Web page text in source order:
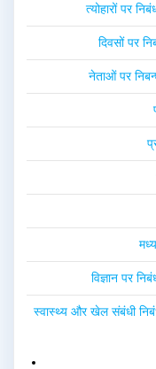
त्योहारों पर
दिवसों पर
नेताओं पर
विज्ञान पर
स्वास्थ्य और खेल संबंधी